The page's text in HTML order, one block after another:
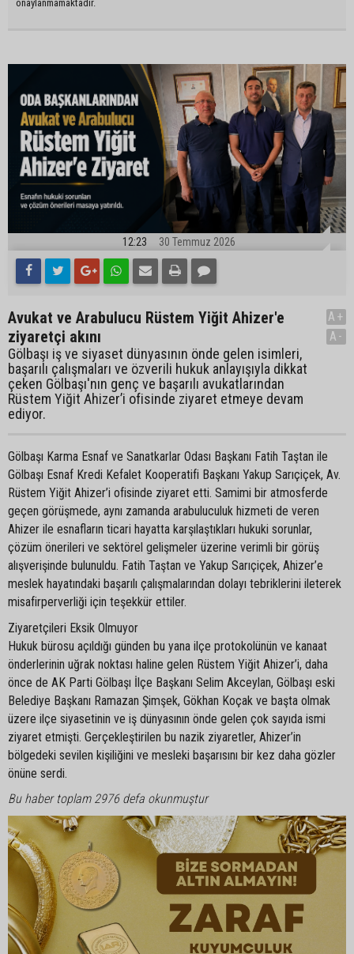
onaylanmamaktadır.
12:23 30 Temmuz 2026
Avukat ve Arabulucu Rüstem Yiğit Ahizer'e
ziyaretçi akını
Gölbaşı iş ve siyaset dünyasının önde gelen isimleri,
başarılı çalışmaları ve özverili hukuk anlayışıyla dikkat
çeken Gölbaşı'nın genç ve başarılı avukatlarından
Rüstem Yiğit Ahizer’i ofisinde ziyaret etmeye devam
ediyor.
A+
A-
Gölbaşı Karma Esnaf ve Sanatkarlar Odası Başkanı Fatih Taştan ile
Gölbaşı Esnaf Kredi Kefalet Kooperatifi Başkanı Yakup Sarıçiçek, Av.
Rüstem Yiğit Ahizer’i ofisinde ziyaret etti. Samimi bir atmosferde
geçen görüşmede, aynı zamanda arabuluculuk hizmeti de veren
Ahizer ile esnafların ticari hayatta karşılaştıkları hukuki sorunlar,
çözüm önerileri ve sektörel gelişmeler üzerine verimli bir görüş
alışverişinde bulunuldu. Fatih Taştan ve Yakup Sarıçiçek, Ahizer’e
meslek hayatındaki başarılı çalışmalarından dolayı tebriklerini ileterek
misafirperverliği için teşekkür ettiler.
Ziyaretçileri Eksik Olmuyor
Hukuk bürosu açıldığı günden bu yana ilçe protokolünün ve kanaat
önderlerinin uğrak noktası haline gelen Rüstem Yiğit Ahizer’i, daha
önce de AK Parti Gölbaşı İlçe Başkanı Selim Akceylan, Gölbaşı eski
Belediye Başkanı Ramazan Şimşek, Gökhan Koçak ve başta olmak
üzere ilçe siyasetinin ve iş dünyasının önde gelen çok sayıda ismi
ziyaret etmişti. Gerçekleştirilen bu nazik ziyaretler, Ahizer’in
bölgedeki sevilen kişiliğini ve mesleki başarısını bir kez daha gözler
önüne serdi.
Bu haber toplam 2976 defa okunmuştur